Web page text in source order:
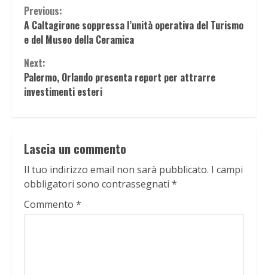
Continue
Reading
Previous:
A Caltagirone soppressa l’unità operativa del Turismo
e del Museo della Ceramica
Next:
Palermo, Orlando presenta report per attrarre
investimenti esteri
Lascia un commento
Il tuo indirizzo email non sarà pubblicato. I campi
obbligatori sono contrassegnati *
Commento *